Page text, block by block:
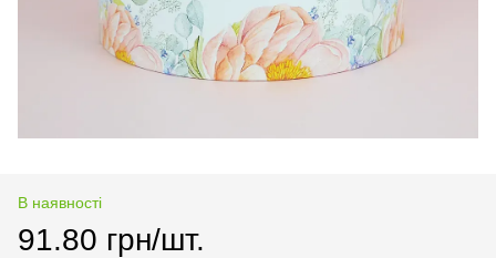
В наявності
91.80 грн/шт.